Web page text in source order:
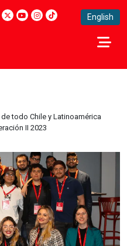
English
todo Chile y Latinoamérica
II 2023